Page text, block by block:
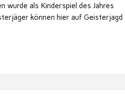
wurde als Kinderspiel des Jahres
können hier auf Geisterjagd